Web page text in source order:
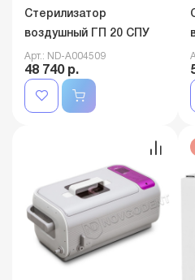
Стерилизатор
воздушный ГП 20 СПУ
Арт.: ND-A004509
48 740 р.